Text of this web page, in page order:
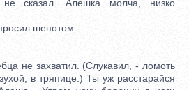
сказал. Алешка молча, низко
шепотом:
не захватил. (Слукавил, - ломоть
в тряпице.) Ты уж расстарайся